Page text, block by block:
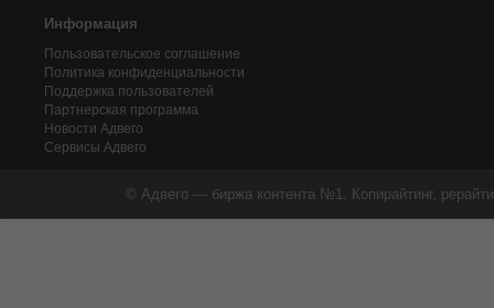
Информация
Пользовательское соглашение
Политика конфиденциальности
Поддержка пользователей
Партнерская программа
Новости Адвего
Сервисы Адвего
© Адвего — биржа контента №1. Копирайтинг,